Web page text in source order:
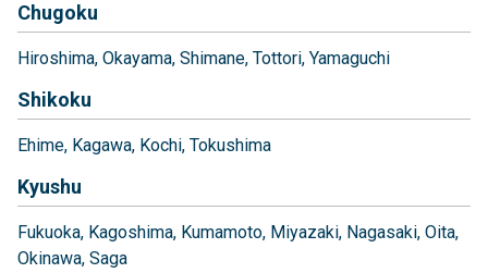
Chugoku
Hiroshima Okayama Shimane Tottori Yamaguchi
Shikoku
Ehime Kagawa Kochi Tokushima
Kyushu
Fukuoka Kagoshima Kumamoto Miyazaki Nagasaki Oita
Okinawa Saga